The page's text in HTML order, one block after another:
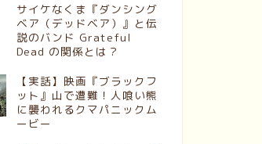
サイケなくま『ダンシング
ベア（デッドベア）』と伝
説のバンド Grateful
Dead の関係とは？
【実話】映画『ブラックフ
ット』山で遭難！人喰い熊
に襲われるクマパニックム
ービー